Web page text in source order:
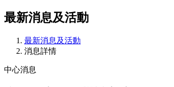
最新消息及活動
最新消息及活動
消息詳情
中心消息